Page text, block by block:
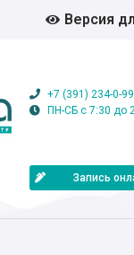
Версия
+7 (391) 234-0-
ПН-СБ с 7:30 до
Запись